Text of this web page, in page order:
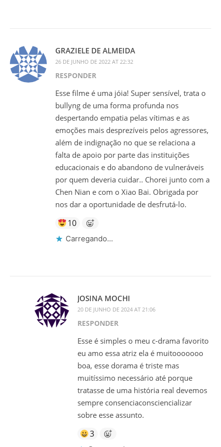
GRAZIELE DE ALMEIDA
26 DE JUNHO DE 2022 AT 22:32
RESPONDER
Esse filme é uma jóia! Super sensível, trata o
bullyng de uma forma profunda nos
despertando empatia pelas vítimas e as
emoções mais desprezíveis pelos agressores,
além de indignação no que se relaciona a
falta de apoio por parte das instituições
educacionais e do abandono de vulneráveis
por quem deveria cuidar.. Chorei junto com a
Chen Nian e com o Xiao Bai. Obrigada por
nos dar a oportunidade de desfrutá-lo.
10
Carregando...
JOSINA MOCHI
20 DE JUNHO DE 2024 AT 21:06
RESPONDER
Esse é simples o meu c-drama favorito
eu amo essa atriz ela é muitooooooo
boa, esse dorama é triste mas
muitíssimo necessário até porque
tratasse de uma história real devemos
sempre consenciaconsciencializar
sobre esse assunto.
3